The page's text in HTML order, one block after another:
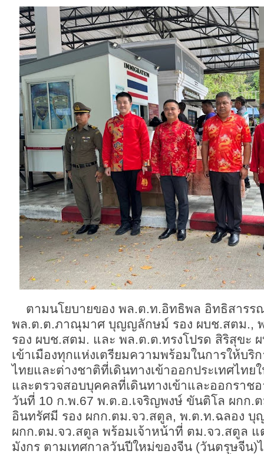
ตามนโยบายของ พล.ต.ท.อิทธิพล อิทธิสารร
พล.ต.ต.ภาณุมาศ บุญญลักษม์ รอง ผบช.สตม.,
รอง ผบช.สตม. และ พล.ต.ต.ทรงโปรด สิริสุขะ
เข้าเมืองทุกแห่งเตรียมความพร้อมในการให้บริ
ไทยและต่างชาติที่เดินทางเข้าออกประเทศไทย
และตรวจสอบบุคคลที่เดินทางเข้าและออกราช
วันที่ 10 ก.พ.67 พ.ต.อ.เจริญพงษ์ ขันติโล ผกก.
อินทรัศมี รอง ผกก.ตม.จว.สตูล, พ.ต.ท.ฉลอง บุ
ผกก.ตม.จว.สตูล พร้อมเจ้าหน้าที่ ตม.จว.สตูล แ
มังกร ตามเทศกาลวันปีใหม่ของจีน (วันตรุษจีน